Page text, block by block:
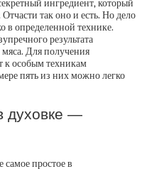
ингредиент, который
так оно и есть. Но дело
в определенной технике.
результата
Для получения
к особым техникам
пять из них можно легко
духовке —
простое в